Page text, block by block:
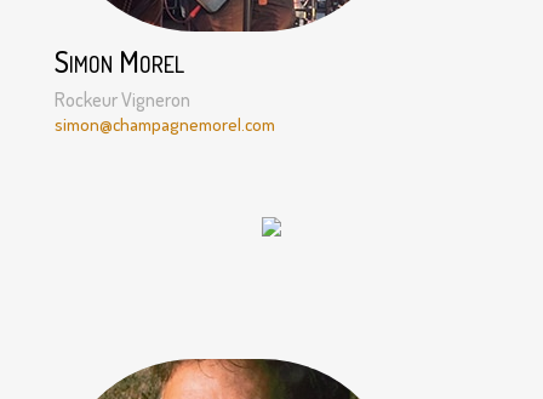
Simon Morel
Rockeur Vigneron
simon@champagnemorel.com